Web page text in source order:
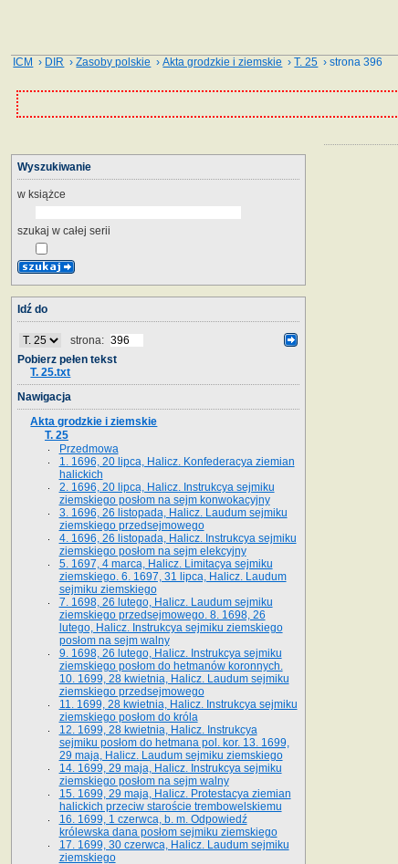
ICM › DIR ›Zasoby polskie ›Akta grodzkie i ziemskie ›T. 25 › strona 396
Wyszukiwanie
w książce
szukaj w całej serii
Idź do
strona:
Pobierz pełen tekst
T. 25.txt
Nawigacja
Akta grodzkie i ziemskie
T. 25
Przedmowa
1. 1696, 20 lipca, Halicz. Konfederacya ziemian
halickich
2. 1696, 20 lipca, Halicz. Instrukcya sejmiku
ziemskiego posłom na sejm konwokacyjny
3. 1696, 26 listopada, Halicz. Laudum sejmiku
ziemskiego przedsejmowego
4. 1696, 26 listopada, Halicz. Instrukcya sejmiku
ziemskiego posłom na sejm elekcyjny
5. 1697, 4 marca, Halicz. Limitacya sejmiku
ziemskiego. 6. 1697, 31 lipca, Halicz. Laudum
sejmiku ziemskiego
7. 1698, 26 lutego, Halicz. Laudum sejmiku
ziemskiego przedsejmowego. 8. 1698, 26
lutego, Halicz. Instrukcya sejmiku ziemskiego
posłom na sejm walny
9. 1698, 26 lutego, Halicz. Instrukcya sejmiku
ziemskiego posłom do hetmanów koronnych.
10. 1699, 28 kwietnia, Halicz. Laudum sejmiku
ziemskiego przedsejmowego
11. 1699, 28 kwietnia, Halicz. Instrukcya sejmiku
ziemskiego posłom do króla
12. 1699, 28 kwietnia, Halicz. Instrukcya
sejmiku posłom do hetmana pol. kor. 13. 1699,
29 maja, Halicz. Laudum sejmiku ziemskiego
14. 1699, 29 maja, Halicz. Instrukcya sejmiku
ziemskiego posłom na sejm walny
15. 1699, 29 maja, Halicz. Protestacya ziemian
halickich przeciw staroście trembowelskiemu
16. 1699, 1 czerwca, b. m. Odpowiedź
królewska dana posłom sejmiku ziemskiego
17. 1699, 30 czerwca, Halicz. Laudum sejmiku
ziemskiego